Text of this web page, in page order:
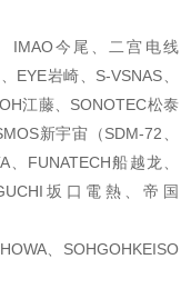
IMAO今尾、二宫电线
EYE岩崎、S-VSNAS、
江藤、SONOTEC松泰
新宇宙（SDM-72、
、FUNATECH船越龙、
坂口電熱、帝国
、SOHGOHKEISO